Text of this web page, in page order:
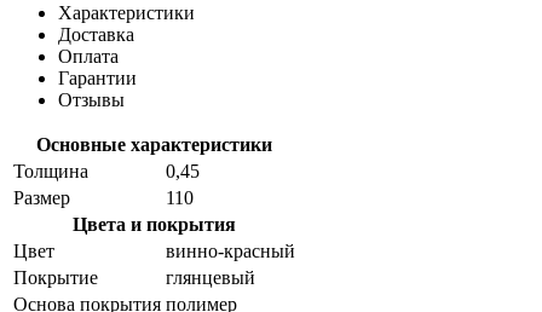
Характеристики
Доставка
Оплата
Гарантии
Отзывы
Основные характеристики
Толщина
0,45
Размер
110
Цвета и покрытия
Цвет
винно-красный
Покрытие
глянцевый
Основа покрытия полимер